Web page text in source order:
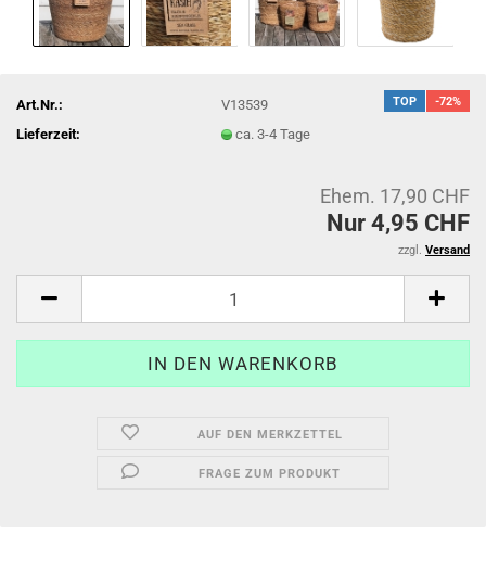
TOP -72%
Art.Nr.:
V13539
Lieferzeit:
ca. 3-4 Tage
Ehem. 17,90 CHF
Nur 4,95 CHF
zzgl. Versand
AUF DEN MERKZETTEL
FRAGE ZUM PRODUKT